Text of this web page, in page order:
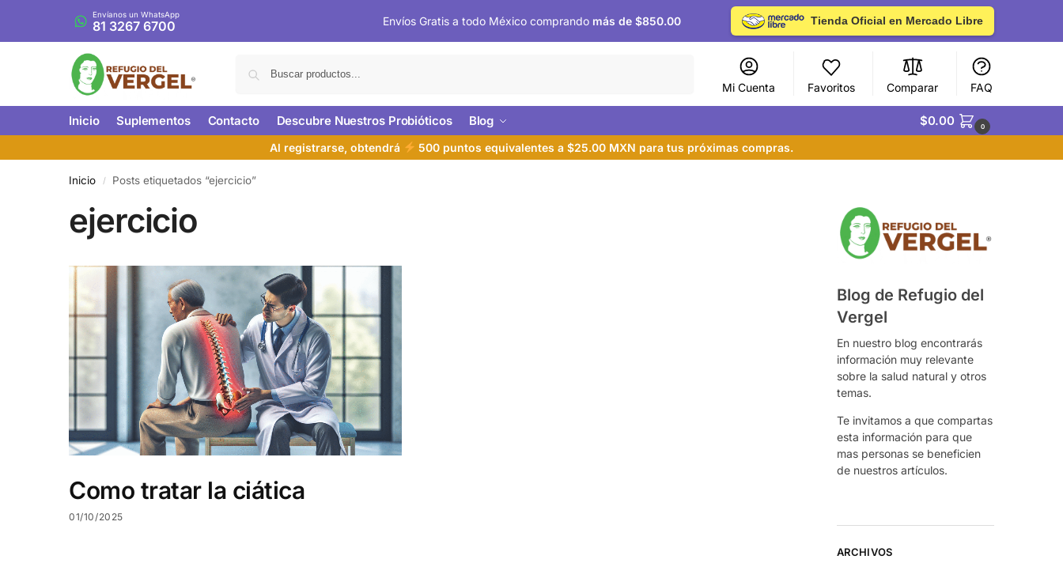
Envíanos un WhatsApp
81 3267 6700 Envíos Gratis a todo México comprando más de $850.00 Tienda Oficial en Mercado Libre
Mi Cuenta Favoritos Comparar FAQ
Inicio Suplementos Contacto Descubre Nuestros Probióticos Blog $0.00 0
Al registrarse, obtendrá 500 puntos equivalentes a $25.00 MXN para tus próximas compras.
Inicio / Posts etiquetados “ejercicio”
ejercicio
Como tratar la ciática
01/10/2025
Blog de Refugio del
Vergel
En nuestro blog encontrarás
información muy relevante
sobre la salud natural y otros
temas.
Te invitamos a que compartas
esta información para que
mas personas se beneficien
de nuestros artículos.
ARCHIVOS